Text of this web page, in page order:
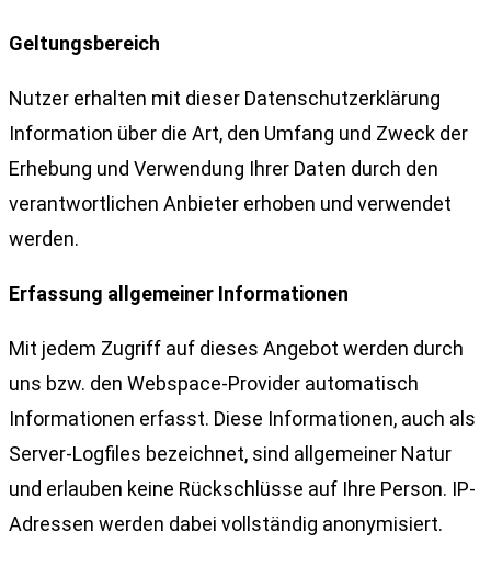
Geltungsbereich
Nutzer erhalten mit dieser Datenschutzerklärung
Information über die Art, den Umfang und Zweck der
Erhebung und Verwendung Ihrer Daten durch den
verantwortlichen Anbieter erhoben und verwendet
werden.
Erfassung allgemeiner Informationen
Mit jedem Zugriff auf dieses Angebot werden durch
uns bzw. den Webspace-Provider automatisch
Informationen erfasst. Diese Informationen, auch als
Server-Logfiles bezeichnet, sind allgemeiner Natur
und erlauben keine Rückschlüsse auf Ihre Person. IP-
Adressen werden dabei vollständig anonymisiert.